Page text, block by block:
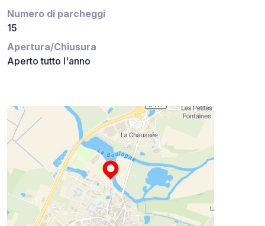
Numero di parcheggi
15
Apertura/Chiusura
Aperto tutto l'anno